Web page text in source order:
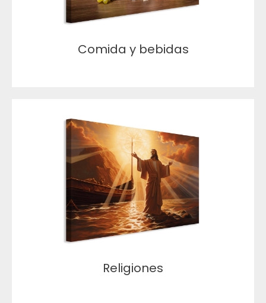
Comida y bebidas
Religiones